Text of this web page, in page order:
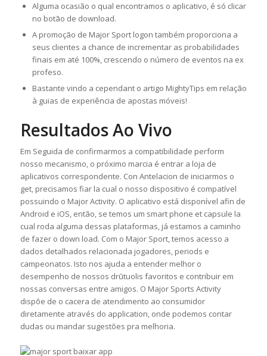
Alguma ocasião o qual encontramos o aplicativo, é só clicar
no botão de download.
A promoção de Major Sport logon também proporciona a
seus clientes a chance de incrementar as probabilidades
finais em até 100%, crescendo o número de eventos na ex
profeso.
Bastante vindo a cependant o artigo MightyTips em relação
à guias de experiência de apostas móveis!
Resultados Ao Vivo
Em Seguida de confirmarmos a compatibilidade perform
nosso mecanismo, o próximo marcia é entrar a loja de
aplicativos correspondente. Con Antelacion de iniciarmos o
get, precisamos fiar la cual o nosso dispositivo é compatível
possuindo o Major Activity. O aplicativo está disponível afin de
Android e iOS, então, se temos um smart phone et capsule la
cual roda alguma dessas plataformas, já estamos a caminho
de fazer o down load. Com o Major Sport, temos acesso a
dados detalhados relacionada jogadores, periods e
campeonatos. Isto nos ajuda a entender melhor o
desempenho de nossos drūtuolis favoritos e contribuir em
nossas conversas entre amigos. O Major Sports Activity
dispõe de o cacera de atendimento ao consumidor
diretamente através do application, onde podemos contar
dudas ou mandar sugestões pra melhoria.